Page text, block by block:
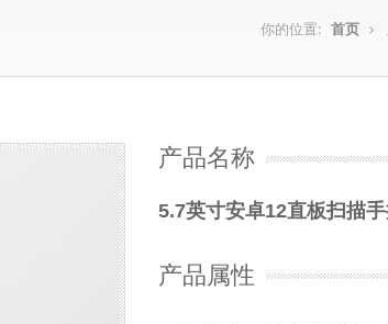
你的位置: 首页
产品名称
5.7英寸安卓12直板扫描
产品属性